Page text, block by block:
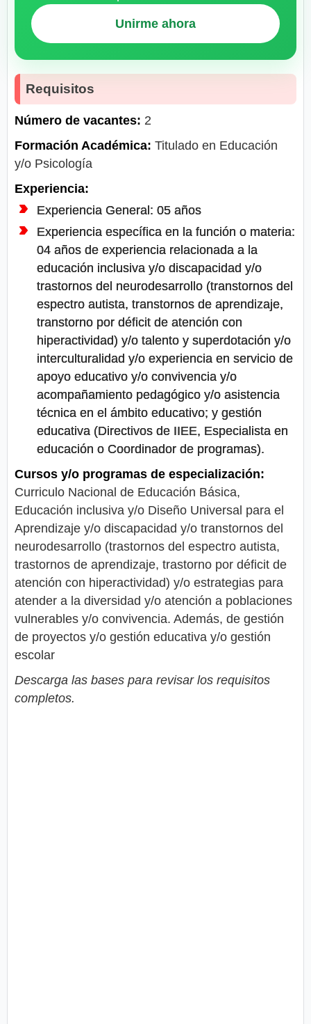
Unirme ahora
Requisitos
Número de vacantes: 2
Formación Académica: Titulado en Educación
y/o Psicología
Experiencia:
Experiencia General: 05 años
Experiencia específica en la función o materia:
04 años de experiencia relacionada a la
educación inclusiva y/o discapacidad y/o
trastornos del neurodesarrollo (transtornos del
espectro autista, transtornos de aprendizaje,
transtorno por déficit de atención con
hiperactividad) y/o talento y superdotación y/o
interculturalidad y/o experiencia en servicio de
apoyo educativo y/o convivencia y/o
acompañamiento pedagógico y/o asistencia
técnica en el ámbito educativo; y gestión
educativa (Directivos de IIEE, Especialista en
educación o Coordinador de programas).
Cursos y/o programas de especialización:
Curriculo Nacional de Educación Básica,
Educación inclusiva y/o Diseño Universal para el
Aprendizaje y/o discapacidad y/o transtornos del
neurodesarrollo (trastornos del espectro autista,
trastornos de aprendizaje, trastorno por déficit de
atención con hiperactividad) y/o estrategias para
atender a la diversidad y/o atención a poblaciones
vulnerables y/o convivencia. Además, de gestión
de proyectos y/o gestión educativa y/o gestión
escolar
Descarga las bases para revisar los requisitos
completos.